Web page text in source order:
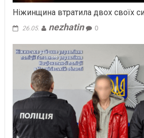
Ніжинщина втратила двох своїх
26.05. nezhatin 0